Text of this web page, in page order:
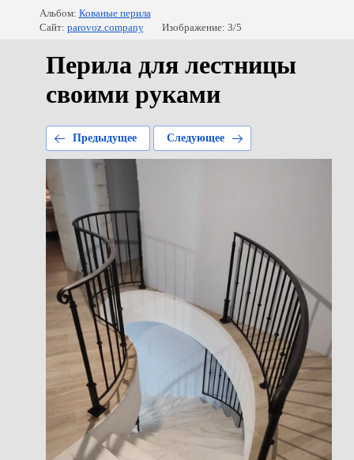
Альбом: Кованые перила
Сайт: parovoz.company Изображение: 3/5
Перила для лестницы
своими руками
Предыдущее Следующее